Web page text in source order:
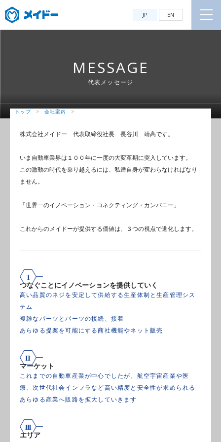
JP EN
MESSAGE
代表メッセージ
トップ > 会社案内 >
株式会社メイドー 代表取締役社長 長谷川 靖高です。
いま自動車業界は１００年に一度の大変革期に突入しています。
この激動の時代を乗り越えるには、私達自身が変わらなければなり
ません。
「世界一のイノベーション・コネクティング・カンパニー」
これからのメイドーが提供する価値は、３つの視点で進化します。
つなぐことにイノベーションを提供していく
高い品質のネジを安定して供給する生産体制と生産管理シス
テム
複雑なパーツとパーツの接続、接着
あらゆる提案を可能にする商社機能やネット販売
マーケット
これまでの自動車産業が中心でしたが、航空宇宙産業や医
療、次世代社会インフラなど高い精度と安全性が求められる
あらゆる産業へ販路を拡大していきます
エリア